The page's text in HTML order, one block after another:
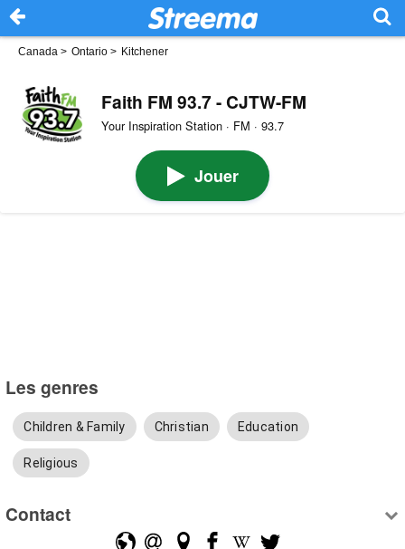
Canada > Ontario > Kitchener
Faith FM 93.7 - CJTW-FM
Your Inspiration Station · FM · 93.7
Jouer
Les genres
Children & Family Christian Education
Religious
Contact